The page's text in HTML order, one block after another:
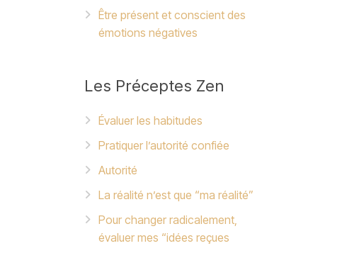
Être présent et conscient des
émotions négatives
Les Préceptes Zen
Évaluer les habitudes
Pratiquer l’autorité confiée
Autorité
La réalité n’est que “ma réalité”
Pour changer radicalement,
évaluer mes “idées reçues